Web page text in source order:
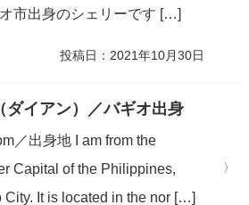
市出身のシェリーです […]
投稿日：2021年10月30日
ダイアン）／バギオ出身
／出身地 I am from the
Capital of the Philippines,
City. It is located in the nor […]